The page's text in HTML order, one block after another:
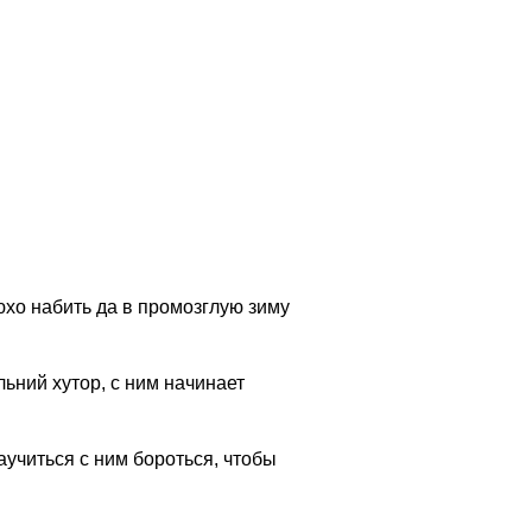
набить да в промозглую зиму
хутор, с ним начинает
с ним бороться, чтобы